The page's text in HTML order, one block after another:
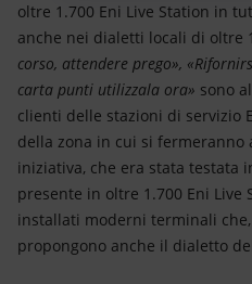
Energia accessibile
Innovazione
Scenari energetici
oltre 1.700 Eni Live Station in
anche nei dialetti locali di oltre
corso, attendere prego»,
carta punti utilizzala ora» sono
clienti delle stazioni di servizio
della zona in cui si fermeranno
iniziativa, che era stata testata
presente in oltre 1.700 Eni Live
installati moderni terminali
propongono anche il dialetto